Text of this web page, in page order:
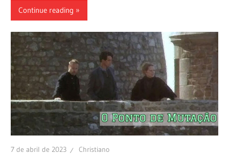
Continue reading
7 de abril de 2023 Christiano